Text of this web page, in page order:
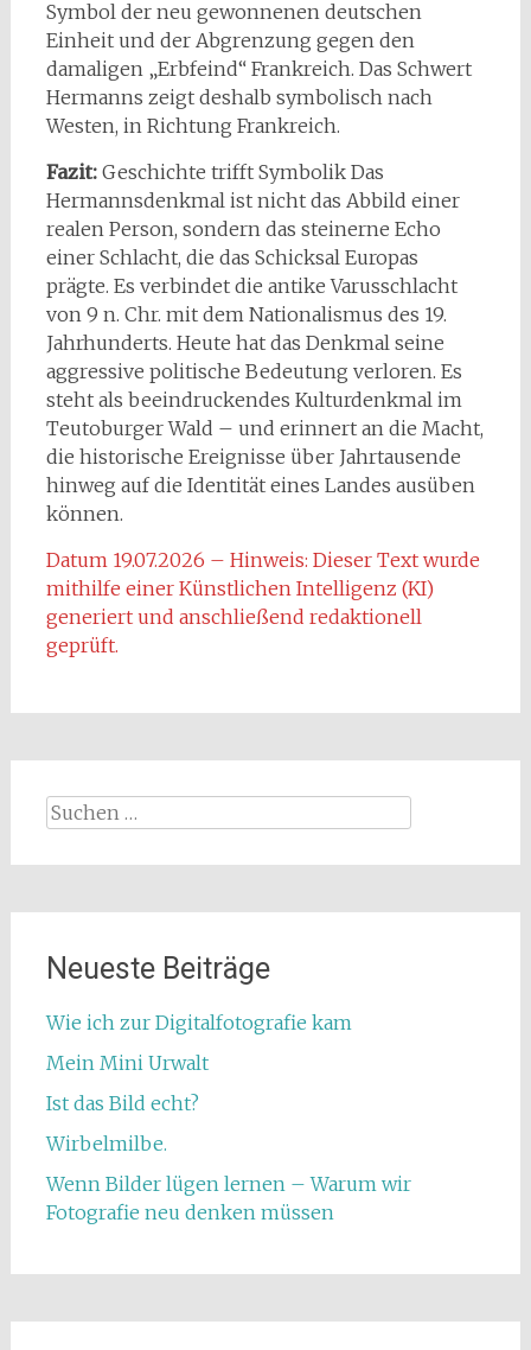
Symbol der neu gewonnenen deutschen
Einheit und der Abgrenzung gegen den
damaligen „Erbfeind“ Frankreich. Das Schwert
Hermanns zeigt deshalb symbolisch nach
Westen, in Richtung Frankreich.
Fazit: Geschichte trifft Symbolik Das
Hermannsdenkmal ist nicht das Abbild einer
realen Person, sondern das steinerne Echo
einer Schlacht, die das Schicksal Europas
prägte. Es verbindet die antike Varusschlacht
von 9 n. Chr. mit dem Nationalismus des 19.
Jahrhunderts. Heute hat das Denkmal seine
aggressive politische Bedeutung verloren. Es
steht als beeindruckendes Kulturdenkmal im
Teutoburger Wald – und erinnert an die Macht,
die historische Ereignisse über Jahrtausende
hinweg auf die Identität eines Landes ausüben
können.
Datum 19.07.2026 – Hinweis: Dieser Text wurde
mithilfe einer Künstlichen Intelligenz (KI)
generiert und anschließend redaktionell
geprüft.
Suchen
Neueste Beiträge
Wie ich zur Digitalfotografie kam
Mein Mini Urwalt
Ist das Bild echt?
Wirbelmilbe.
Wenn Bilder lügen lernen – Warum wir
Fotografie neu denken müssen